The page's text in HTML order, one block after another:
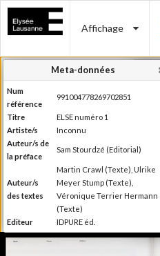
Affichage
Meta-données
Num
référence
991004778269702851
Titre
ELSE numéro 1
Artiste/s
Inconnu
Auteur/s de
la préface
Sam Stourdzé (Editorial)
Auteur/s
des textes
Martin Crawl (Texte), Ulrike
Meyer Stump (Texte),
Véronique Terrier Hermann
(Texte)
Editeur
IDPURE éd.
Lieu
Morges